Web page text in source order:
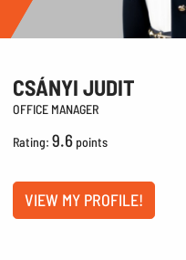
CSÁNYI JUDIT
OFFICE MANAGER
Rating:9.6 points
VIEW MY PROFILE!